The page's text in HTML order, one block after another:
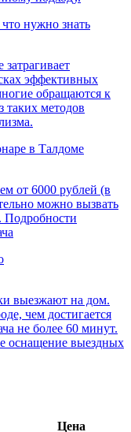
эффективных
обращаются к
методов
от 6000 рублей (в
можно вызвать
Подробности
выезжают на дом.
чем достигается
не более 60 минут.
оснащение выездных
Цена